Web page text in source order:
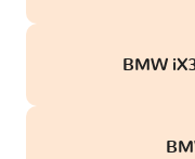
BMW